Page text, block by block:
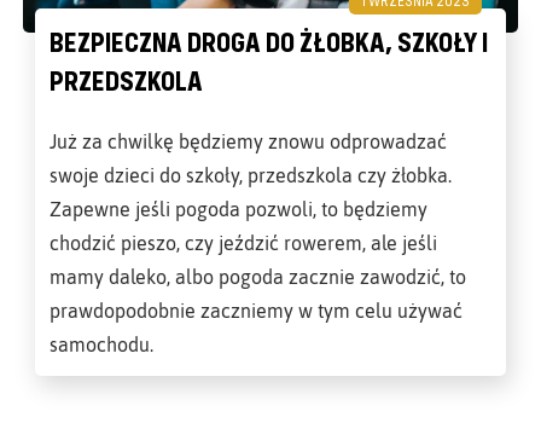
BEZPIECZNA DROGA DO ŻŁOBKA, SZKOŁY I
PRZEDSZKOLA
Już za chwilkę będziemy znowu odprowadzać
swoje dzieci do szkoły, przedszkola czy żłobka.
Zapewne jeśli pogoda pozwoli, to będziemy
chodzić pieszo, czy jeździć rowerem, ale jeśli
mamy daleko, albo pogoda zacznie zawodzić, to
prawdopodobnie zaczniemy w tym celu używać
samochodu.